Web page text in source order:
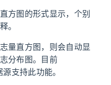
方图的形式显示，个别
。
量直方图，则会自动显
分布图。目前
支持此功能。